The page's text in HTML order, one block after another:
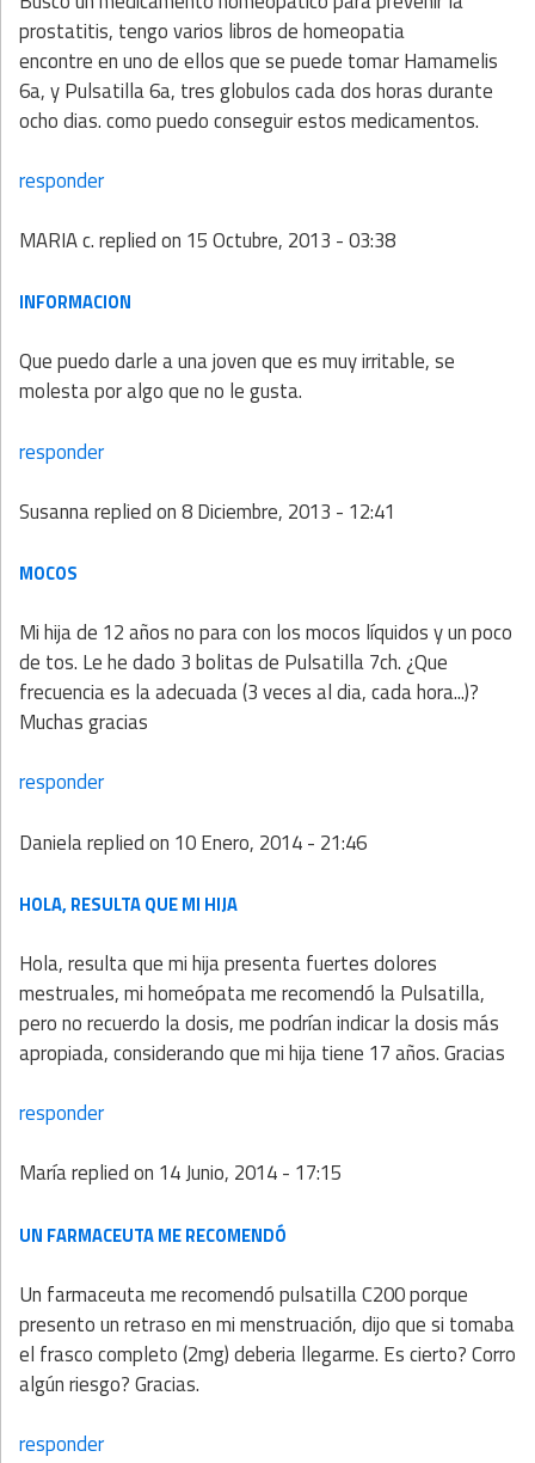
prostatitis, tengo varios libros de homeopatia
encontre en uno de ellos que se puede tomar Hamamelis
6a, y Pulsatilla 6a, tres globulos cada dos horas durante
ocho dias. como puedo conseguir estos medicamentos.
responder
MARIA c.replied on 15 Octubre, 2013 - 03:38
INFORMACION
Que puedo darle a una joven que es muy irritable, se
molesta por algo que no le gusta.
responder
Susannareplied on8 Diciembre, 2013 - 12:41
MOCOS
Mi hija de 12 años no para con los mocos líquidos y un poco
de tos. Le he dado 3 bolitas de Pulsatilla 7ch. ¿Que
frecuencia es la adecuada (3 veces al dia, cada hora...)?
Muchas gracias
responder
Danielareplied on 10 Enero, 2014 - 21:46
HOLA, RESULTA QUE MI HIJA
Hola, resulta que mi hija presenta fuertes dolores
mestruales, mi homeópata me recomendó la Pulsatilla,
pero no recuerdo la dosis, me podrían indicar la dosis más
apropiada, considerando que mi hija tiene 17 años. Gracias
responder
Maríareplied on 14 Junio, 2014 - 17:15
UN FARMACEUTA ME RECOMENDÓ
Un farmaceuta me recomendó pulsatilla C200 porque
presento un retraso en mi menstruación, dijo que si tomaba
el frasco completo (2mg) deberia llegarme. Es cierto? Corro
algún riesgo? Gracias.
responder